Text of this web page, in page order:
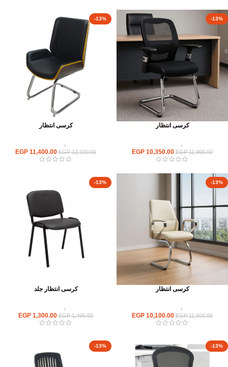
-13%
كرسى انتظار
,
EGP11,900.00
EGP 10,350.00
-13%
كرسى انتظار
,
EGP13,100.00
EGP 11,400.00
-13%
كرسى انتظار
,
EGP11,600.00
EGP 10,100.00
-13%
كرسى انتظار جلد
,
EGP1,495.00
EGP 1,300.00
-13%
-13%